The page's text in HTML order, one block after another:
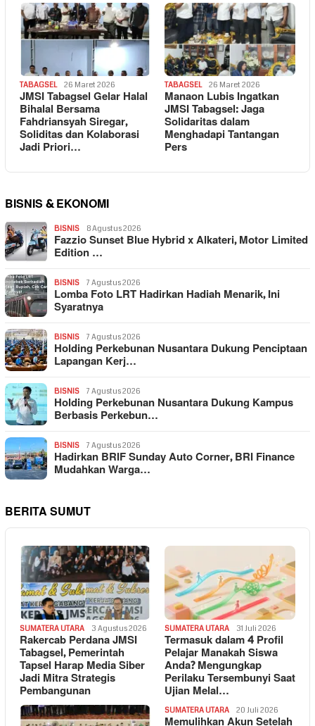
TABAGSEL 26 Maret 2026
JMSI Tabagsel Gelar Halal
Bihalal Bersama
Fahdriansyah Siregar,
Soliditas dan Kolaborasi
Jadi Priori…
TABAGSEL 26 Maret 2026
Manaon Lubis Ingatkan
JMSI Tabagsel: Jaga
Solidaritas dalam
Menghadapi Tantangan
Pers
BISNIS & EKONOMI
BISNIS 8 Agustus 2026
Fazzio Sunset Blue Hybrid x Alkateri, Motor Limited
Edition …
BISNIS 7 Agustus 2026
Lomba Foto LRT Hadirkan Hadiah Menarik, Ini
Syaratnya
BISNIS 7 Agustus 2026
Holding Perkebunan Nusantara Dukung Penciptaan
Lapangan Kerj…
BISNIS 7 Agustus 2026
Holding Perkebunan Nusantara Dukung Kampus
Berbasis Perkebun…
BISNIS 7 Agustus 2026
Hadirkan BRIF Sunday Auto Corner, BRI Finance
Mudahkan Warga…
BERITA SUMUT
SUMATERA UTARA 3 Agustus 2026
Rakercab Perdana JMSI
Tabagsel, Pemerintah
Tapsel Harap Media Siber
Jadi Mitra Strategis
Pembangunan
SUMATERA UTARA 31 Juli 2026
Termasuk dalam 4 Profil
Pelajar Manakah Siswa
Anda? Mengungkap
Perilaku Tersembunyi Saat
Ujian Melal…
SUMATERA UTARA 20 Juli 2026
Memulihkan Akun Setelah